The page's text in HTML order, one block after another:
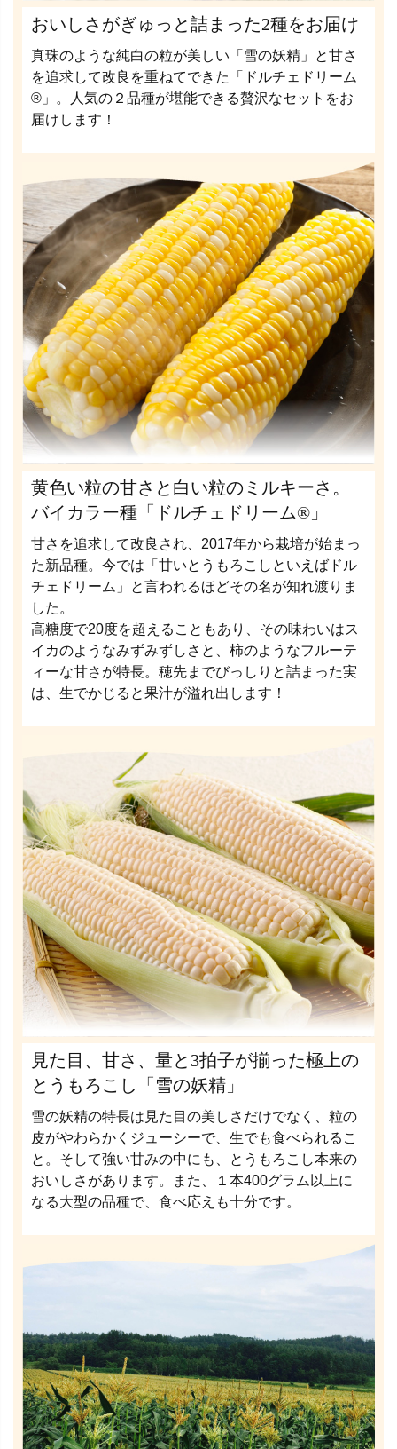
おいしさがぎゅっと詰まった2種をお届け
真珠のような純白の粒が美しい「雪の妖精」と甘さ
を追求して改良を重ねてできた「ドルチェドリーム
®」。人気の２品種が堪能できる贅沢なセットをお
届けします！
黄色い粒の甘さと白い粒のミルキーさ。
バイカラー種「ドルチェドリーム®」
甘さを追求して改良され、2017年から栽培が始まっ
た新品種。今では「甘いとうもろこしといえばドル
チェドリーム」と言われるほどその名が知れ渡りま
した。
高糖度で20度を超えることもあり、その味わいはス
イカのようなみずみずしさと、柿のようなフルーテ
ィーな甘さが特長。穂先までびっしりと詰まった実
は、生でかじると果汁が溢れ出します！
見た目、甘さ、量と3拍子が揃った極上の
とうもろこし「雪の妖精」
雪の妖精の特長は見た目の美しさだけでなく、粒の
皮がやわらかくジューシーで、生でも食べられるこ
と。そして強い甘みの中にも、とうもろこし本来の
おいしさがあります。また、１本400グラム以上に
なる大型の品種で、食べ応えも十分です。